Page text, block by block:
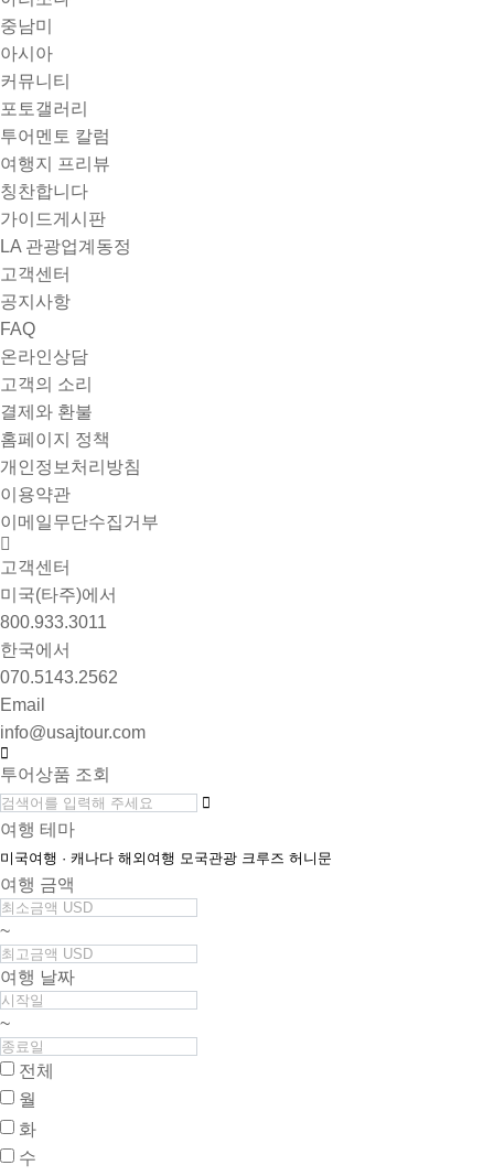
중남미
아시아
커뮤니티
포토갤러리
투어멘토 칼럼
여행지 프리뷰
칭찬합니다
가이드게시판
LA 관광업계동정
고객센터
공지사항
FAQ
온라인상담
고객의 소리
결제와 환불
홈페이지 정책
개인정보처리방침
이용약관
이메일무단수집거부
고객센터
미국(타주)에서
800.933.3011
한국에서
070.5143.2562
Email
info@usajtour.com
투어상품 조회
여행 테마
미국여행 · 캐나다 해외여행 모국관광 크루즈 허니문
여행 금액
~
여행 날짜
~
전체
월
화
수